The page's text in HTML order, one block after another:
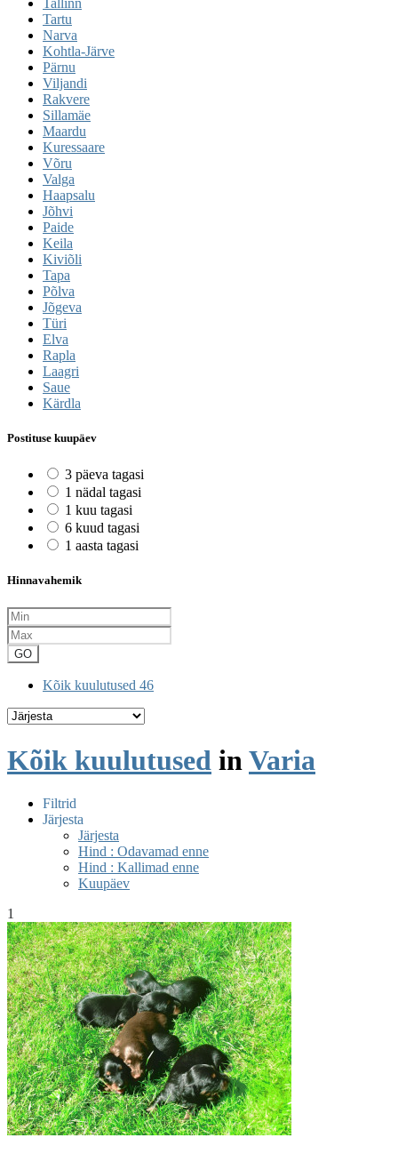
Tartu
Narva
Kohtla-Järve
Pärnu
Viljandi
Rakvere
Sillamäe
Maardu
Kuressaare
Võru
Valga
Haapsalu
Jõhvi
Paide
Keila
Kiviõli
Tapa
Põlva
Jõgeva
Türi
Elva
Rapla
Laagri
Saue
Kärdla
Postituse kuupäev
3 päeva tagasi
1 nädal tagasi
1 kuu tagasi
6 kuud tagasi
1 aasta tagasi
Hinnavahemik
GO
Kõik kuulutused 46
Kõik kuulutused in Varia
Filtrid
Järjesta
Järjesta
Hind : Odavamad enne
Hind : Kallimad enne
Kuupäev
1